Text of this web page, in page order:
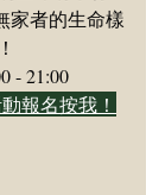
家者的生命樣
- 21:00
報名按我！